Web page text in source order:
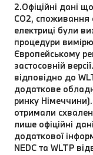
2.Офіційні дані
CO2, споживання
електриці були
процедури
Європейському
застосовній
відповідно до
додаткове
ринку
отримали
лише офіційні
додаткової
NEDC та WLTP